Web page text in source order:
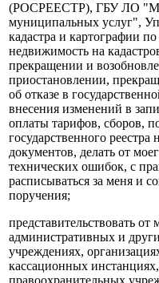
(РОСРЕЕСТР), ГБУ ЛО
муниципальных услуг",
кадастра и картографии
недвижимость на
прекращении и
приостановлении,
об отказе в
внесения изменений в
оплаты тарифов, сборов,
государственного
документов, делать от
технических ошибок, с
расписываться за меня и
поручения;
представительствовать
административных и
учреждениях,
кассационных
правоохранительных